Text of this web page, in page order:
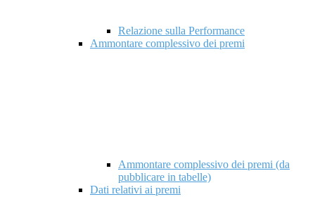
Relazione sulla Performance
Ammontare complessivo dei premi
Ammontare complessivo dei premi (da
pubblicare in tabelle)
Dati relativi ai premi